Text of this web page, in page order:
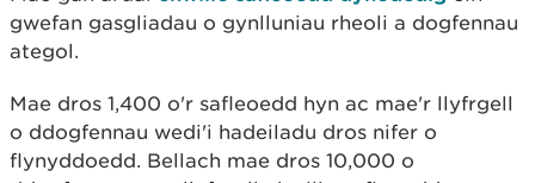
gwefan gasgliadau o gynlluniau rheoli a dogfennau
ategol.
Mae dros 1,400 o'r safleoedd hyn ac mae'r llyfrgell
o ddogfennau wedi'i hadeiladu dros nifer o
flynyddoedd. Bellach mae dros 10,000 o